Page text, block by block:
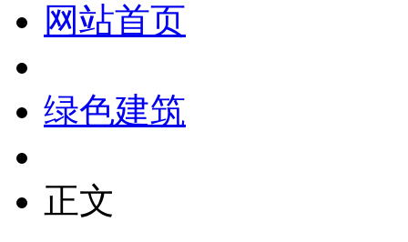
网站首页
绿色建筑
正文